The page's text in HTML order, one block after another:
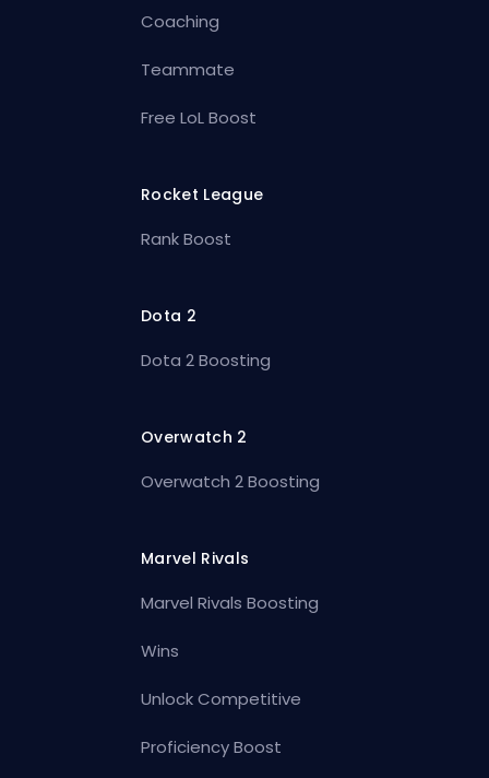
Coaching
Teammate
Free LoL Boost
Rocket League
Rank Boost
Dota 2
Dota 2 Boosting
Overwatch 2
Overwatch 2 Boosting
Marvel Rivals
Marvel Rivals Boosting
Wins
Unlock Competitive
Proficiency Boost